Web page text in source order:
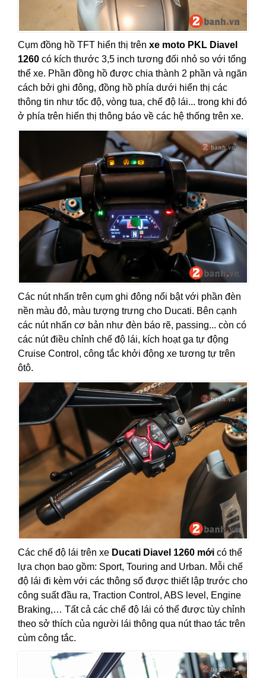
Cụm đồng hồ TFT hiển thị trên xe moto PKL Diavel
1260 có kích thước 3,5 inch tương đối nhỏ so với tổng
thể xe. Phần đồng hồ được chia thành 2 phần và ngăn
cách bởi ghi đông, đồng hồ phía dưới hiển thị các
thông tin như tốc độ, vòng tua, chế độ lái... trong khi đó
ở phía trên hiển thị thông báo về các hệ thống trên xe.
Các nút nhấn trên cụm ghi đông nổi bật với phần đèn
nền màu đỏ, màu tượng trưng cho Ducati. Bên cạnh
các nút nhấn cơ bản như đèn báo rẽ, passing... còn có
các nút điều chỉnh chế độ lái, kích hoạt ga tự động
Cruise Control, công tắc khởi động xe tương tự trên
ôtô.
Các chế độ lái trên xe Ducati Diavel 1260 mới có thể
lựa chọn bao gồm: Sport, Touring and Urban. Mỗi chế
độ lái đi kèm với các thông số được thiết lập trước cho
công suất đầu ra, Traction Control, ABS level, Engine
Braking,… Tất cả các chế độ lái có thể được tùy chỉnh
theo sở thích của người lái thông qua nút thao tác trên
cùm công tắc.